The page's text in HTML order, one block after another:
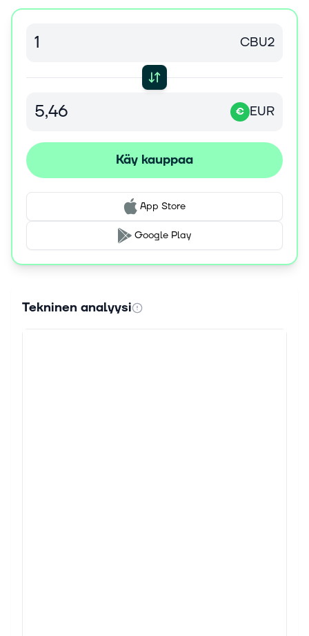
CBU2
€ EUR
Käy kauppaa
App Store
Google Play
Tekninen analyysi